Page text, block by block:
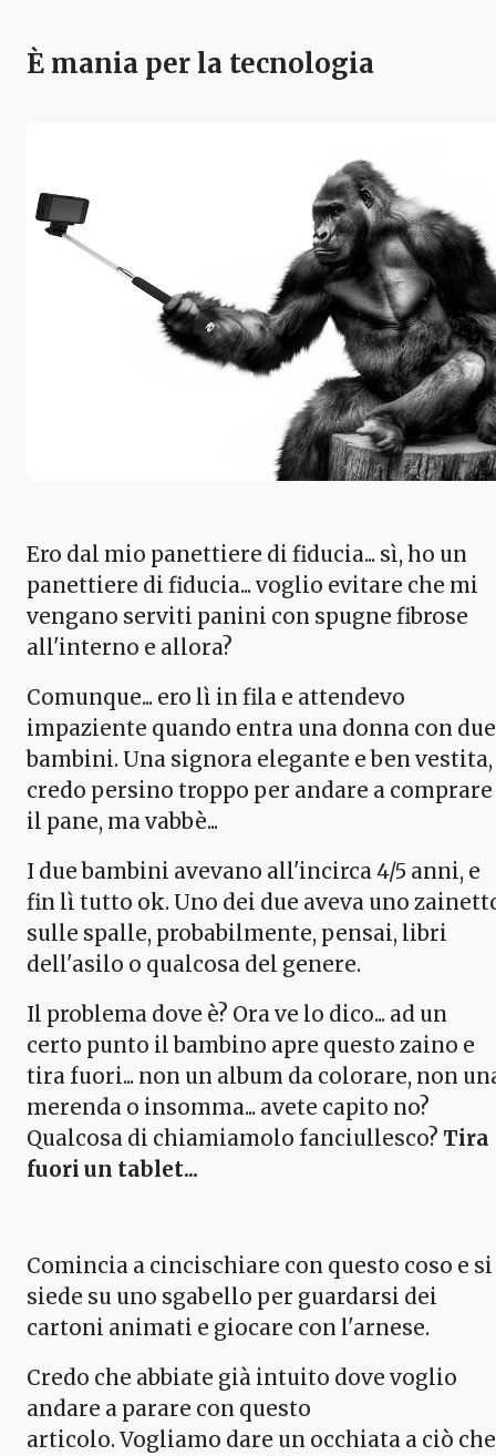
È mania per la tecnologia
Ero dal mio panettiere di fiducia... sì, ho un
panettiere di fiducia... voglio evitare che mi
vengano serviti panini con spugne fibrose
all'interno e allora?
Comunque... ero lì in fila e attendevo
impaziente quando entra una donna con due
bambini. Una signora elegante e ben vestita,
credo persino troppo per andare a comprare
il pane, ma vabbè...
I due bambini avevano all'incirca 4/5 anni, e
fin lì tutto ok. Uno dei due aveva uno
sulle spalle, probabilmente, pensai, libri
dell'asilo o qualcosa del genere.
Il problema dove è? Ora ve lo dico... ad un
certo punto il bambino apre questo zaino e
tira fuori... non un album da colorare, non
merenda o insomma... avete capito no?
Qualcosa di chiamiamolo fanciullesco? Tira
fuori un tablet...
Comincia a cincischiare con questo coso e si
siede su uno sgabello per guardarsi dei
cartoni animati e giocare con l'arnese.
Credo che abbiate già intuito dove voglio
andare a parare con questo
articolo. Vogliamo dare un occhiata a ciò che